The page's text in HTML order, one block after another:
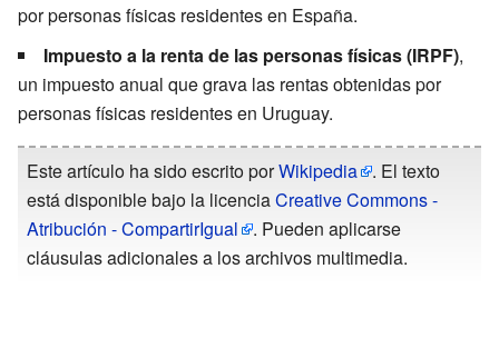
por personas físicas residentes en España.
Impuesto a la renta de las personas físicas(IRPF),
un impuesto anual que grava las rentas obtenidas por
personas físicas residentes en Uruguay.
Este artículo ha sido escrito porWikipedia
. El texto
está disponible bajo la licenciaCreative Commons -
Atribución - CompartirIgual
. Pueden aplicarse
cláusulas adicionales a los archivos multimedia.